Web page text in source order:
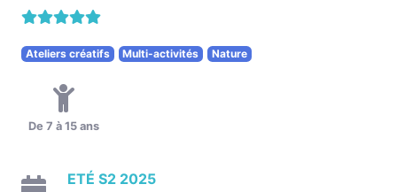
Ateliers créatifs Multi-activités Nature
De 7 à 15 ans
ETÉ S2 2025